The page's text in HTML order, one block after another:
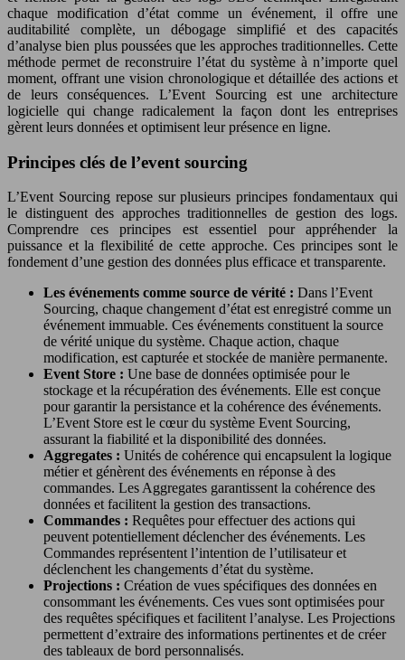
chaque modification d’état comme un événement, il offre une
auditabilité complète, un débogage simplifié et des capacités
d’analyse bien plus poussées que les approches traditionnelles. Cette
méthode permet de reconstruire l’état du système à n’importe quel
moment, offrant une vision chronologique et détaillée des actions et
de leurs conséquences. L’Event Sourcing est une architecture
logicielle qui change radicalement la façon dont les entreprises
gèrent leurs données et optimisent leur présence en ligne.
Principes clés de l’event sourcing
L’Event Sourcing repose sur plusieurs principes fondamentaux qui
le distinguent des approches traditionnelles de gestion des logs.
Comprendre ces principes est essentiel pour appréhender la
puissance et la flexibilité de cette approche. Ces principes sont le
fondement d’une gestion des données plus efficace et transparente.
Les événements comme source de vérité : Dans l’Event
Sourcing, chaque changement d’état est enregistré comme un
événement immuable. Ces événements constituent la source
de vérité unique du système. Chaque action, chaque
modification, est capturée et stockée de manière permanente.
Event Store : Une base de données optimisée pour le
stockage et la récupération des événements. Elle est conçue
pour garantir la persistance et la cohérence des événements.
L’Event Store est le cœur du système Event Sourcing,
assurant la fiabilité et la disponibilité des données.
Aggregates : Unités de cohérence qui encapsulent la logique
métier et génèrent des événements en réponse à des
commandes. Les Aggregates garantissent la cohérence des
données et facilitent la gestion des transactions.
Commandes : Requêtes pour effectuer des actions qui
peuvent potentiellement déclencher des événements. Les
Commandes représentent l’intention de l’utilisateur et
déclenchent les changements d’état du système.
Projections : Création de vues spécifiques des données en
consommant les événements. Ces vues sont optimisées pour
des requêtes spécifiques et facilitent l’analyse. Les Projections
permettent d’extraire des informations pertinentes et de créer
des tableaux de bord personnalisés.